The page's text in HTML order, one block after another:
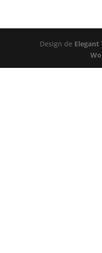
Design de Elegant